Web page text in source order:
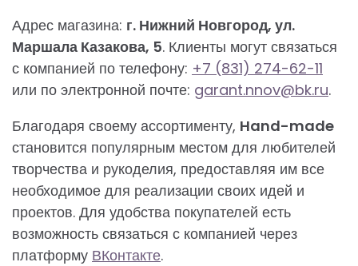
Адрес магазина: г. Нижний Новгород, ул.
Маршала Казакова, 5. Клиенты могут связаться
с компанией по телефону: +7 (831) 274-62-11
или по электронной почте: garant.nnov@bk.ru.
Благодаря своему ассортименту, Hand-made
становится популярным местом для любителей
творчества и рукоделия, предоставляя им все
необходимое для реализации своих идей и
проектов. Для удобства покупателей есть
возможность связаться с компанией через
платформу ВКонтакте.